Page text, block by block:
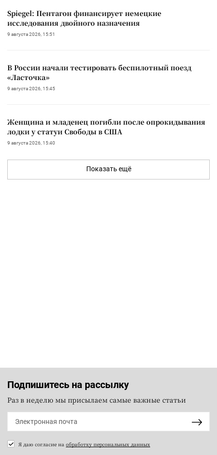
Spiegel: Пентагон финансирует немецкие
исследования двойного назначения
9 августа 2026, 15:51
В России начали тестировать беспилотный поезд
«Ласточка»
9 августа 2026, 15:45
Женщина и младенец погибли после опрокидывания
лодки у статуи Свободы в США
9 августа 2026, 15:40
Показать ещё
Подпишитесь на рассылку
Раз в неделю мы присылаем самые важные статьи
Я даю согласие на обработку персональных данных